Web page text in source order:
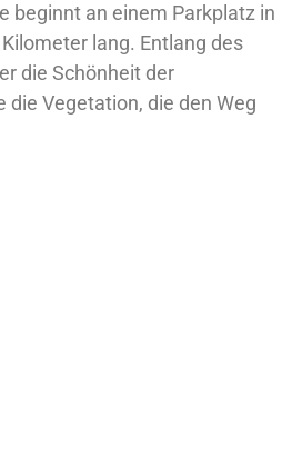
beginnt an einem Parkplatz in
lang. Entlang des
die Schönheit der
Vegetation, die den Weg